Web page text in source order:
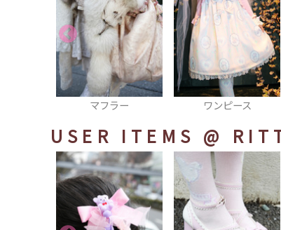
ワンピース ビスチェ
USER ITEMS @